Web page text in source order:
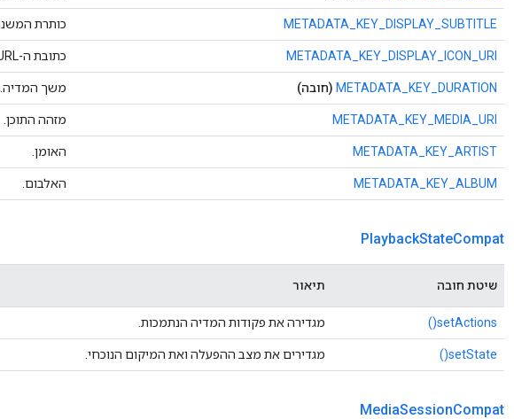
METADATA_KEY_DISPLAY_SUBTITLE כותרת
METADATA_KEY_DISPLAY_ICON_URI כתובת ה-URL של הסמל.
METADATA_KEY_DURATION (חובה) משך המדיה.
METADATA_KEY_MEDIA_URI מזהה התוכן.
METADATA_KEY_ARTIST האומן.
METADATA_KEY_ALBUM האלבום.
PlaybackStateCompat
שיטת חובה תיאור
setActions() מגדירה את פקודות המדיה הנתמכות.
setState() מגדירים את מצב ההפעלה ואת המיקום הנוכחי.
MediaSessionCompat